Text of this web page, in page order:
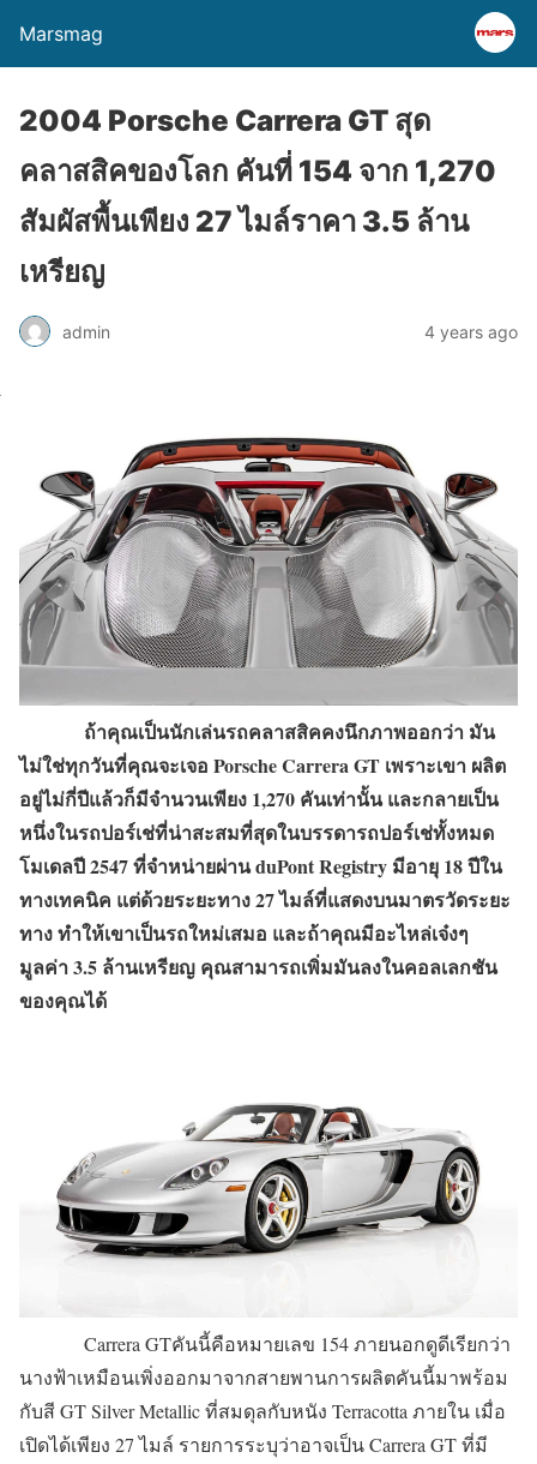
Marsmag
2004 Porsche Carrera GT สุด
คลาสสิคของโลก คันที่ 154 จาก 1,270
สัมผัสพื้นเพียง 27 ไมล์ราคา 3.5 ล้าน
เหรียญ
admin 4 years ago
ถ้าคุณเป็นนักเล่นรถคลาสสิคคงนึกภาพออกว่า มัน
ไม่ใช่ทุกวันที่คุณจะเจอ Porsche Carrera GT เพราะเขา ผลิต
อยู่ไม่กี่ปีแล้วก็มีจำนวนเพียง 1,270 คันเท่านั้น และกลายเป็น
หนึ่งในรถปอร์เช่ที่น่าสะสมที่สุดในบรรดารถปอร์เช่ทั้งหมด
โมเดลปี 2547 ที่จำหน่ายผ่าน duPont Registry มีอายุ 18 ปีใน
ทางเทคนิค แต่ด้วยระยะทาง 27 ไมล์ที่แสดงบนมาตรวัดระยะ
ทาง ทำให้เขาเป็นรถใหม่เสมอ และถ้าคุณมีอะไหล่เจ๋งๆ
มูลค่า 3.5 ล้านเหรียญ คุณสามารถเพิ่มมันลงในคอลเลกชัน
ของคุณได้
Carrera GTคันนี้คือหมายเลข 154 ภายนอกดูดีเรียกว่า
นางฟ้าเหมือนเพิ่งออกมาจากสายพานการผลิตคันนี้มาพร้อม
กับสี GT Silver Metallic ที่สมดุลกับหนัง Terracotta ภายใน เมื่อ
เปิดได้เพียง 27 ไมล์ รายการระบุว่าอาจเป็น Carrera GT ที่มี